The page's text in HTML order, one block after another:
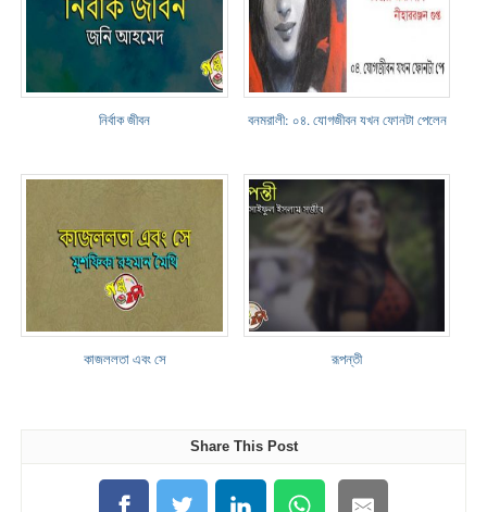
নির্বাক জীবন বনমরালী: ০৪. যোগজীবন যখন ফোনটা পেলেন
কাজললতা এবং সে রূপন্তী
Share This Post